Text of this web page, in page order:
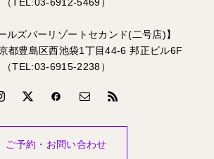
（TEL:03-6912-5469）
ルズバーリゾートセカンド(二号店)】
都豊島区西池袋1丁目44-6 邦正ビル6F
（TEL:03-6915-2238）
ご予約・お問い合わせ